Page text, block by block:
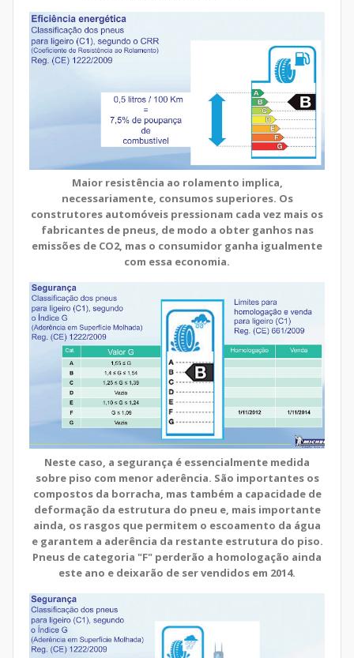
Maior resistência ao rolamento implica,
necessariamente, consumos superiores. Os
construtores automóveis pressionam cada vez mais os
fabricantes de pneus, de modo a obter ganhos nas
emissões de CO2, mas o consumidor ganha igualmente
com essa economia.
Neste caso, a segurança é essencialmente medida
sobre piso com menor aderência. São importantes os
compostos da borracha, mas também a capacidade de
deformação da estrutura do pneu e, mais importante
ainda, os rasgos que permitem o escoamento da água
e garantem a aderência da restante estrutura do piso.
Pneus de categoria "F" perderão a homologação ainda
este ano e deixarão de ser vendidos em 2014.